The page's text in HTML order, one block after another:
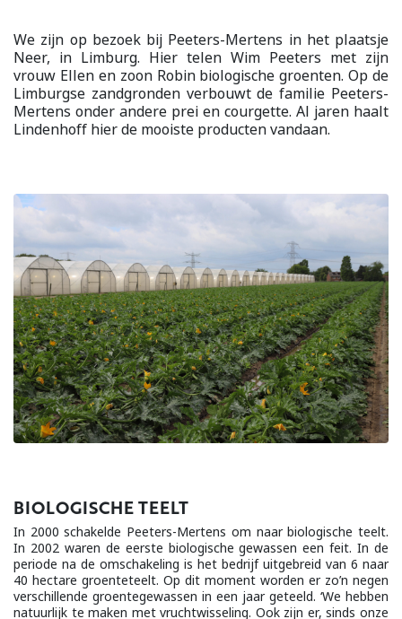
We zijn op bezoek bij Peeters-Mertens in het plaatsje
Neer, in Limburg. Hier telen Wim Peeters met zijn
vrouw Ellen en zoon Robin biologische groenten. Op de
Limburgse zandgronden verbouwt de familie Peeters-
Mertens onder andere prei en courgette. Al jaren haalt
Lindenhoff hier de mooiste producten vandaan.
BIOLOGISCHE TEELT
In 2000 schakelde Peeters-Mertens om naar biologische teelt.
In 2002 waren de eerste biologische gewassen een feit. In de
periode na de omschakeling is het bedrijf uitgebreid van 6 naar
40 hectare groenteteelt. Op dit moment worden er zo’n negen
verschillende groentegewassen in een jaar geteeld. ‘We hebben
natuurlijk te maken met vruchtwisseling. Ook zijn er, sinds onze